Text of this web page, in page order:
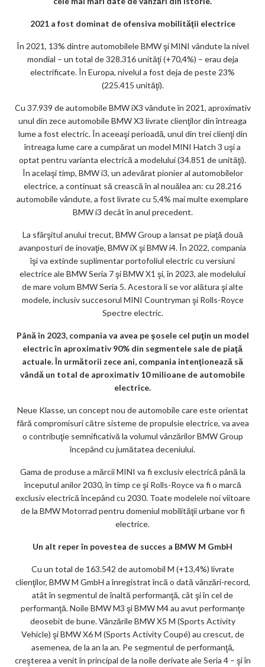
2021 a fost dominat de ofensiva mobilităţii electrice
În 2021, 13% dintre automobilele BMW şi MINI vândute la nivel
mondial – un total de 328.316 unităţi (+70,4%) – erau deja
electrificate. În Europa, nivelul a fost deja de peste 23%
(225.415 unităţi).
Cu 37.939 de automobile BMW iX3 vândute în 2021, aproximativ
unul din zece automobile BMW X3 livrate clienţilor din întreaga
lume a fost electric. În aceeaşi perioadă, unul din trei clienţi din
întreaga lume care a cumpărat un model MINI Hatch 3 uşi a
optat pentru varianta electrică a modelului (34.851 de unităţi).
În acelaşi timp, BMW i3, un adevărat pionier al automobilelor
electrice, a continuat să crească în al nouălea an: cu 28.216
automobile vândute, a fost livrate cu 5,4% mai multe exemplare
BMW i3 decât în anul precedent.
La sfârşitul anului trecut, BMW Group a lansat pe piaţă două
avanposturi de inovaţie, BMW iX şi BMW i4. În 2022, compania
îşi va extinde suplimentar portofoliul electric cu versiuni
electrice ale BMW Seria 7 şi BMW X1 şi, în 2023, ale modelului
de mare volum BMW Seria 5. Acestora li se vor alătura şi alte
modele, inclusiv succesorul MINI Countryman şi Rolls-Royce
Spectre electric.
Până în 2023, compania va avea pe şosele cel puţin un model
electric în aproximativ 90% din segmentele sale de piaţă
actuale. În următorii zece ani, compania intenţionează să
vândă un total de aproximativ 10 milioane de automobile
electrice.
Neue Klasse, un concept nou de automobile care este orientat
fără compromisuri către sisteme de propulsie electrice, va avea
o contribuţie semnificativă la volumul vânzărilor BMW Group
începând cu jumătatea deceniului.
Gama de produse a mărcii MINI va fi exclusiv electrică până la
începutul anilor 2030, în timp ce şi Rolls-Royce va fi o marcă
exclusiv electrică începând cu 2030. Toate modelele noi viitoare
de la BMW Motorrad pentru domeniul mobilităţii urbane vor fi
electrice.
Un alt reper în povestea de succes a BMW M GmbH
Cu un total de 163.542 de automobil M (+13,4%) livrate
clienţilor, BMW M GmbH a înregistrat încă o dată vânzări-record,
atât în segmentul de înaltă performanţă, cât şi în cel de
performanţă. Noile BMW M3 şi BMW M4 au avut performanţe
deosebit de bune. Vânzările BMW X5 M (Sports Activity
Vehicle) şi BMW X6 M (Sports Activity Coupé) au crescut, de
asemenea, de la an la an. Pe segmentul de performanţă,
creşterea a venit în principal de la noile derivate ale Seria 4 – şi în